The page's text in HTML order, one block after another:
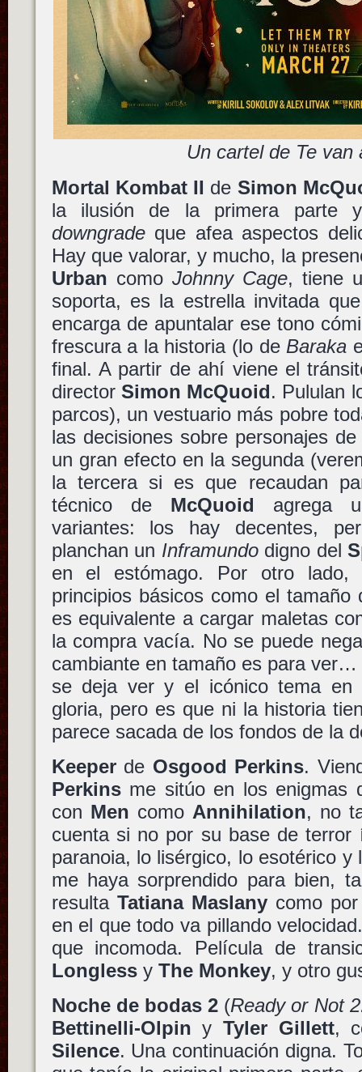
Un cartel de Te van
Mortal Kombat II de Simon
la ilusión de la primera parte
downgradeque afea aspectos
Hay que valorar, y mucho, la
Urban como Johnny Cage, tiene
soporta, es la estrella invitada
encarga de apuntalar ese tono
frescura a la historia (lo de Baraka
final. A partir de ahí viene el
director Simon McQuoid. Pululan
parcos), un vestuario más pobre
las decisiones sobre personajes
un gran efecto en la segunda
la tercera si es que recaudan
técnico de McQuoid agrega
variantes: los hay decentes,
planchan un Inframundodigno del
en el estómago. Por otro lado,
principios básicos como el tamaño
es equivalente a cargar maletas
la compra vacía. No se puede
cambiante en tamaño es para
se deja ver y el icónico tema en
gloria, pero es que ni la historia
parece sacada de los fondos de la
Keeperde Osgood Perkins.
Perkinsme sitúo en los enigmas
con Men como Annihilation, no
cuenta si no por su base de terror
paranoia, lo lisérgico, lo esotérico
me haya sorprendido para bien,
resulta Tatiana Maslanycomo por
en el que todo va pillando
que incomoda. Película de
Longlessy The Monkey, y otro
Noche de bodas 2 (Ready or Not
Bettinelli-Olpin y Tyler Gillett,
Silence. Una continuación digna.